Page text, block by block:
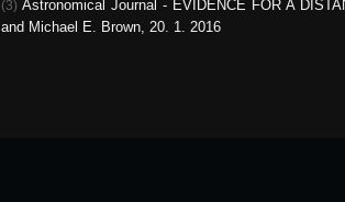
(3) Astronomical Journal - EVIDENCE FOR A
and Michael E. Brown, 20. 1. 2016